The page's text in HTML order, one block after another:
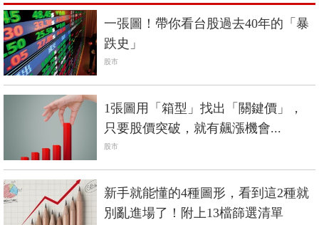
一張圖！帶你看台股過去40年的「暴
跌史」
股市
1張圖用「箱型」找出「關鍵價」，
只要股價突破，就有飆漲機會...
股市
新手就能懂的4種圖形，看到這2種就
別亂進場了！附上13檔篩選清單